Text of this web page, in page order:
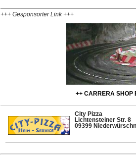
+++ Gesponsorter Link +++
++ CARRERA SHOP
City Pizza
Lichtensteiner Str. 8
09399